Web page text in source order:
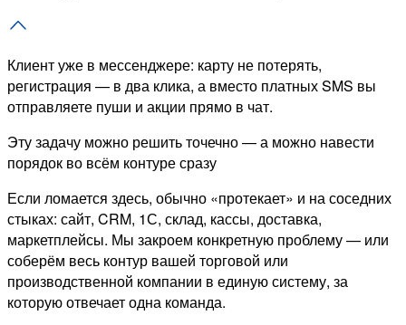
Клиент уже в мессенджере: карту не потерять,
регистрация — в два клика, а вместо платных SMS вы
отправляете пуши и акции прямо в чат.
Эту задачу можно решить точечно — а можно навести
порядок во всём контуре сразу
Если ломается здесь, обычно «протекает» и на соседних
стыках: сайт, CRM, 1С, склад, кассы, доставка,
маркетплейсы. Мы закроем конкретную проблему — или
соберём весь контур вашей торговой или
производственной компании в единую систему, за
которую отвечает одна команда.